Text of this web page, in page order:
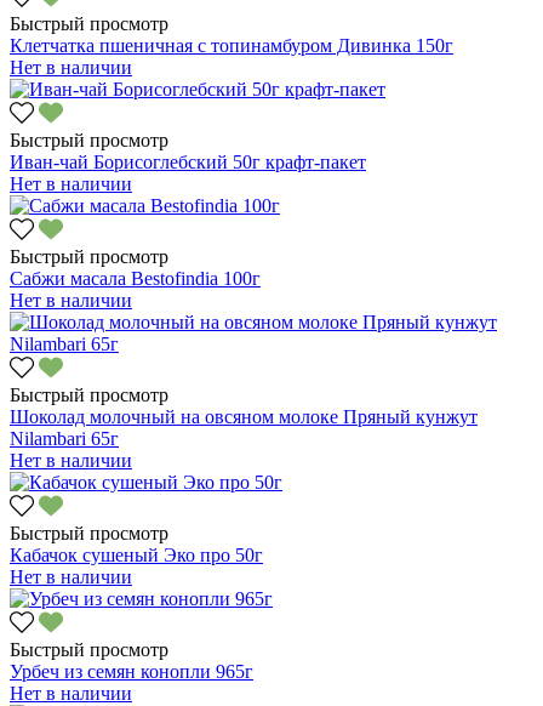
Быстрый просмотр
Клетчатка пшеничная с топинамбуром Дивинка 150г
Нет в наличии
Быстрый просмотр
Иван-чай Борисоглебский 50г крафт-пакет
Нет в наличии
Быстрый просмотр
Сабжи масала Bestofindia 100г
Нет в наличии
Быстрый просмотр
Шоколад молочный на овсяном молоке Пряный кунжут
Nilambari 65г
Нет в наличии
Быстрый просмотр
Кабачок сушеный Эко про 50г
Нет в наличии
Быстрый просмотр
Урбеч из семян конопли 965г
Нет в наличии